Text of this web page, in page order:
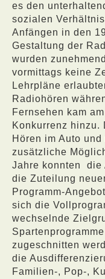
es den
sozialen
Anfängen in den
Gestaltung der
wurden
vormittags keine
Lehrpläne
Radiohören
Fernsehen kam
Konkurrenz hinzu.
Hören im Auto
zusätzliche
Jahre konnten
die
die Zuteilung
Programm-
sich die
wechselnde
zugeschnitten
die
Familien-, Pop-,